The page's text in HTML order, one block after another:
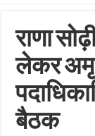
राणा
लेकर
बैठक